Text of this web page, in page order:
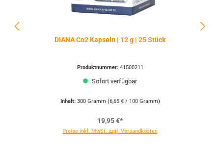
DIANA Co2 Kapseln | 12 g | 25 Stück
Produktnummer: 41500211
Sofort verfügbar
Inhalt: 300 Gramm (6,65 € / 100 Gramm)
19,95 €*
Preise inkl. MwSt. zzgl. Versandkosten